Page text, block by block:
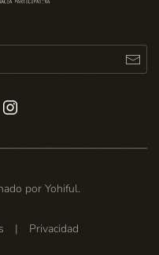
por Yohiful.
| Privacidad